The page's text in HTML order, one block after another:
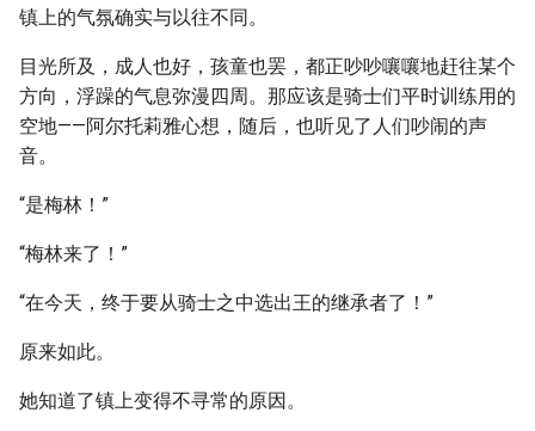
镇上的气氛确实与以往不同。
目光所及，成人也好，孩童也罢，都正吵吵嚷嚷地赶往某个
方向，浮躁的气息弥漫四周。那应该是骑士们平时训练用的
空地——阿尔托莉雅心想，随后，也听见了人们吵闹的声
音。
“是梅林！”
“梅林来了！”
“在今天，终于要从骑士之中选出王的继承者了！”
原来如此。
她知道了镇上变得不寻常的原因。